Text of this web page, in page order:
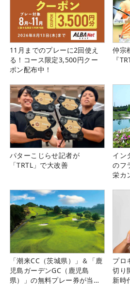
11月までのプレーに2回使え
る！コース限定3,500円クー
ポン配布中！
仲宗
『
パターこじらせ記者が
「TRTL」で大改善
イン
のフ
栄カ
「潮来CC（茨城県）」＆「鹿
児島ガーデンGC（鹿児島
県）」の無料プレー券が当た
プロ
切り
新時